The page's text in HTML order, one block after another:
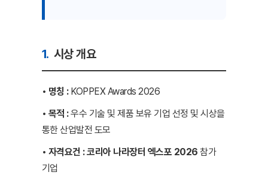
1. 시상 개요
• 명칭 :KOPPEX Awards 2026
• 목적 :우수 기술 및 제품 보유 기업 선정 및 시상을
통한 산업발전 도모
• 자격요건 :코리아 나라장터 엑스포 2026 참가
기업